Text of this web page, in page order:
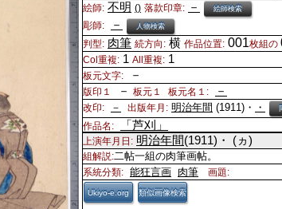
絵師: 不明 () 落款印章: － 絵師検索
彫師: － 人物検索
判型: 肉筆 続方向: 横 作品位置: 001枚組の
Col重複: 1 All重複: 1
板元文字: －
版印１ － 板元１ 板元名１: －
改印: － 出版年月: 明治年間 (1911)・ ・
作品名: 「芦刈」
上演年月日: 明治年間(1911)・ (ヵ)
組解説:二帖一組の肉筆画帖。
系統分類: 能狂言画 肉筆 画題:
Ukiyo-e.org 類似画像検索